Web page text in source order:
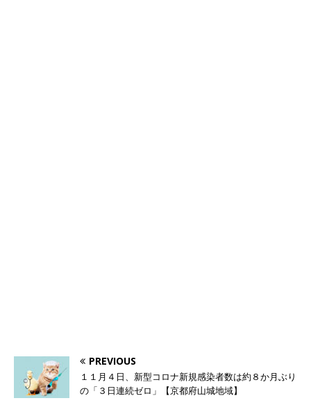
PREVIOUS
１１月４日、新型コロナ新規感染者数は約８か月ぶり
の「３日連続ゼロ」【京都府山城地域】